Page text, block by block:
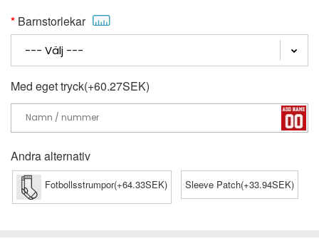
Barnstorlekar
Med eget tryck(+60.27SEK)
Andra alternativ
Fotbollsstrumpor(+64.33SEK) Sleeve Patch(+33.94SEK)